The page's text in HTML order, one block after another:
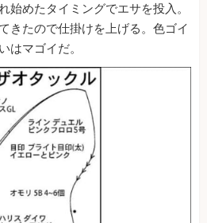
始めたタイミングでエサを投入。
きたので仕掛けを上げる。色ゴイ
はマゴイだ。